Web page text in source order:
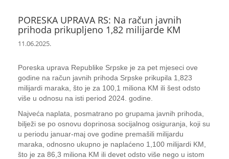
PORESKA UPRAVA RS: Na račun javnih
prihoda prikupljeno 1,82 milijarde KM
11.06.2025.
Poreska uprava Republike Srpske je za pet mjeseci ove
godine na račun javnih prihoda Srpske prikupila 1,823
milijardi maraka, što je za 100,1 miliona KM ili šest odsto
više u odnosu na isti period 2024. godine.
Najveća naplata, posmatrano po grupama javnih prihoda,
bilježi se po osnovu doprinosa socijalnog osiguranja, koji su
u periodu januar-maj ove godine premašili milijardu
maraka, odnosno ukupno je naplaćeno 1,100 milijardi KM,
što je za 86,3 miliona KM ili devet odsto više nego u istom